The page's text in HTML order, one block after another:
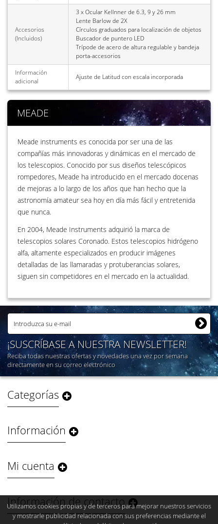
Accesorios
(Incluidos)
3 x Ocular Kellnner de 6.3, 9 y 26 mm
Lente Barlow de 2X
Círculos graduados para localización de objetos
Buscador de puntero LED
Trípode de acero de altura regulable y bandeja
porta-accesorios
Información
adicional
Ajuste de Latitud con escala incorporada
MEADE
Meade instruments es conocida por ser una de las
compañías más innovadoras y dinámicas en el mercado de
los telescopios. Conocido por sus diseños telescópicos
rompedores, Meade ha introducido en el mercado docenas
de mejoras a lo largo de los años que han hecho que la
astronomía amateur sea hoy en día más fácil y entretenida
que nunca.
En 2004, Meade Instruments adquirió la marca de
telescopios solares Coronado. Estos telescopios hidrógeno
alfa, altamente especializados en producir imágenes
detalladas de las llamaradas y protuberancias solares,
siguen sin competidores en el mercado en la actualidad.
¡SUSCRÍBASE A NUESTRA NEWSLETTER!
Reciba todas nuestras ofertas y novedades una vez por semana
directamente en su correo electrónico
Categorías
Información
Mi cuenta
Información de contacto
Utilizamos cookies propias y de terceros para mejorar nuestros servicios
y mostrarle publicidad relacionada con sus preferencias mediante el